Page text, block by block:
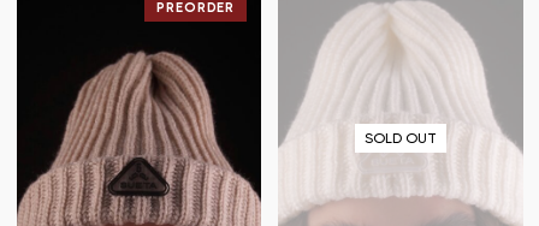
PREORDER
SOLD OUT